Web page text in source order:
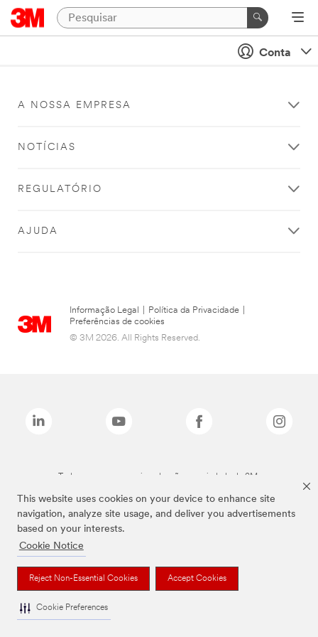
This website uses cookies on your device to enhance site
navigation, analyze site usage, and deliver you advertisements
based on your interests.
Cookie Notice
Reject Non-Essential Cookies Accept Cookies
Cookie Preferences
Conta
A NOSSA EMPRESA
NOTÍCIAS
REGULATÓRIO
AJUDA
Informação Legal Política da Privacidade
Preferências de cookies
© 3M 2026. All Rights Reserved.
Todas as marcas mencionadas são propriedade da 3M.